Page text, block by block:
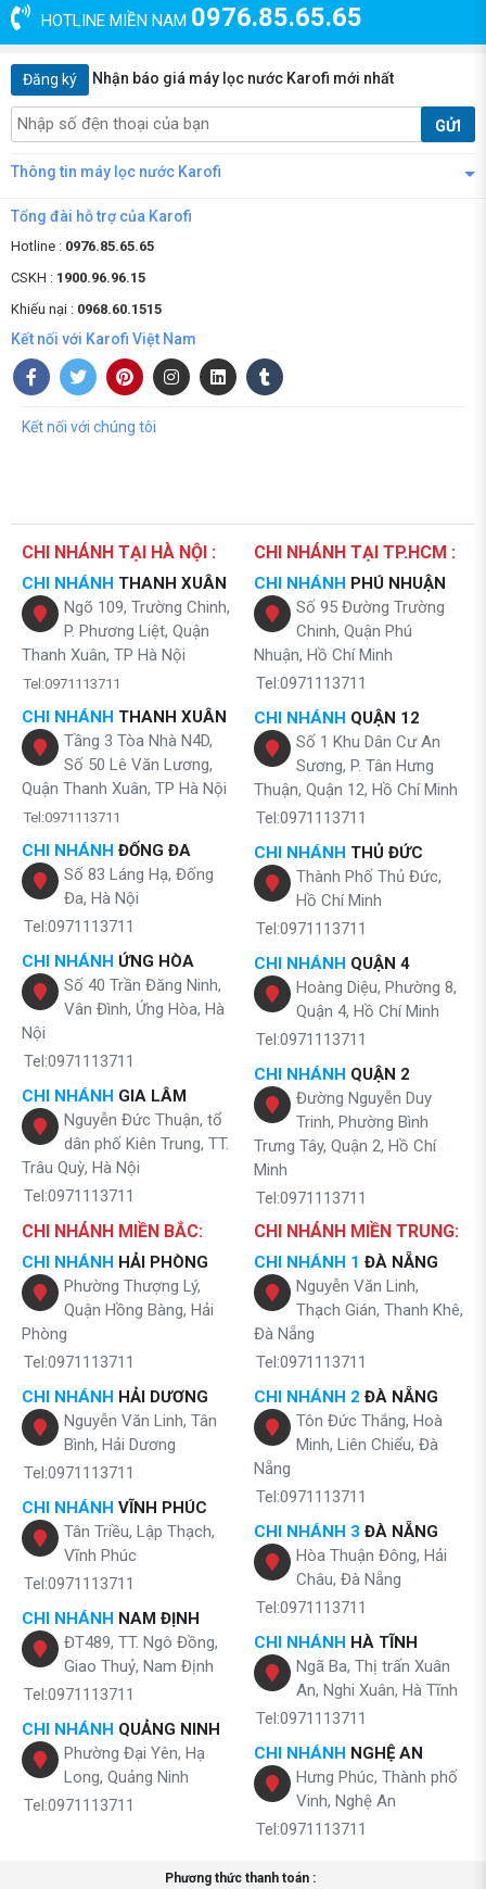
HOTLINE MIỀN NAM 0976.85.65.65
Đăng ký Nhận báo giá máy lọc nước Karofi mới nhất
GỬI
Thông tin máy lọc nước Karofi
Tổng đài hỗ trợ của Karofi
Hotline : 0976.85.65.65
CSKH : 1900.96.96.15
Khiếu nại : 0968.60.1515
Kết nối với Karofi Việt Nam
Kết nối với chúng tôi
CHI NHÁNH TẠI HÀ NỘI :
CHI NHÁNH THANH XUÂN
Ngõ 109, Trường Chinh,
P. Phương Liệt, Quận
Thanh Xuân, TP Hà Nội
Tel:0971113711
CHI NHÁNH THANH XUÂN
Tầng 3 Tòa Nhà N4D,
Số 50 Lê Văn Lương,
Quận Thanh Xuân, TP Hà Nội
Tel:0971113711
CHI NHÁNH ĐỐNG ĐA
Số 83 Láng Hạ, Đống
Đa, Hà Nội
Tel:0971113711
CHI NHÁNH ỨNG HÒA
Số 40 Trần Đăng Ninh,
Vân Đình, Ứng Hòa, Hà
Nội
Tel:0971113711
CHI NHÁNH GIA LÂM
Nguyễn Đức Thuận, tổ
dân phố Kiên Trung, TT.
Trâu Quỳ, Hà Nội
Tel:0971113711
CHI NHÁNH TẠI TP.HCM :
CHI NHÁNH PHÚ NHUẬN
Số 95 Đường Trường
Chinh, Quận Phú
Nhuận, Hồ Chí Minh
Tel:0971113711
CHI NHÁNH QUẬN 12
Số 1 Khu Dân Cư An
Sương, P. Tân Hưng
Thuận, Quận 12, Hồ Chí Minh
Tel:0971113711
CHI NHÁNH THỦ ĐỨC
Thành Phố Thủ Đức,
Hồ Chí Minh
Tel:0971113711
CHI NHÁNH QUẬN 4
Hoàng Diệu, Phường 8,
Quận 4, Hồ Chí Minh
Tel:0971113711
CHI NHÁNH QUẬN 2
Đường Nguyễn Duy
Trinh, Phường Bình
Trưng Tây, Quận 2, Hồ Chí
Minh
Tel:0971113711
CHI NHÁNH MIỀN BẮC:
CHI NHÁNH HẢI PHÒNG
Phường Thượng Lý,
Quận Hồng Bàng, Hải
Phòng
Tel:0971113711
CHI NHÁNH HẢI DƯƠNG
Nguyễn Văn Linh, Tân
Bình, Hải Dương
Tel:0971113711
CHI NHÁNH VĨNH PHÚC
Tân Triều, Lập Thạch,
Vĩnh Phúc
Tel:0971113711
CHI NHÁNH NAM ĐỊNH
ĐT489, TT. Ngô Đồng,
Giao Thuỷ, Nam Định
Tel:0971113711
CHI NHÁNH QUẢNG NINH
Phường Đại Yên, Hạ
Long, Quảng Ninh
Tel:0971113711
CHI NHÁNH MIỀN TRUNG:
CHI NHÁNH 1 ĐÀ NẴNG
Nguyễn Văn Linh,
Thạch Gián, Thanh Khê,
Đà Nẵng
Tel:0971113711
CHI NHÁNH 2 ĐÀ NẴNG
Tôn Đức Thắng, Hoà
Minh, Liên Chiểu, Đà
Nẵng
Tel:0971113711
CHI NHÁNH 3 ĐÀ NẴNG
Hòa Thuận Đông, Hải
Châu, Đà Nẵng
Tel:0971113711
CHI NHÁNH HÀ TĨNH
Ngã Ba, Thị trấn Xuân
An, Nghi Xuân, Hà Tĩnh
Tel:0971113711
CHI NHÁNH NGHỆ AN
Hưng Phúc, Thành phố
Vinh, Nghệ An
Tel:0971113711
Phương thức thanh toán :